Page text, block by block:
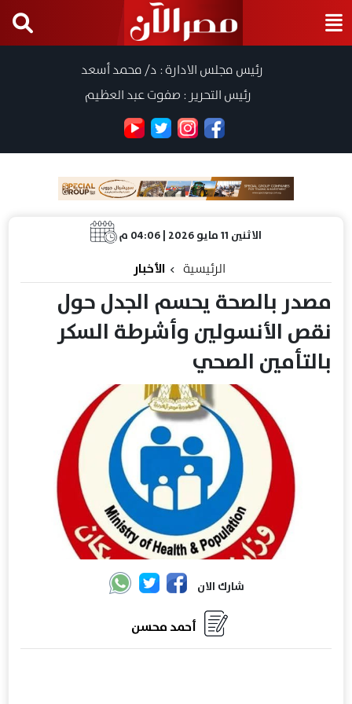
رئيس مجلس الادارة : د/ محمد أسعد
رئيس التحرير : صفوت عبد العظيم
الاثنين 11 مايو 2026 | 04:06 م
الرئيسية الأخبار
مصدر بالصحة يحسم الجدل حول
نقص الأنسولين وأشرطة السكر
بالتأمين الصحي
شارك الان
أحمد محسن